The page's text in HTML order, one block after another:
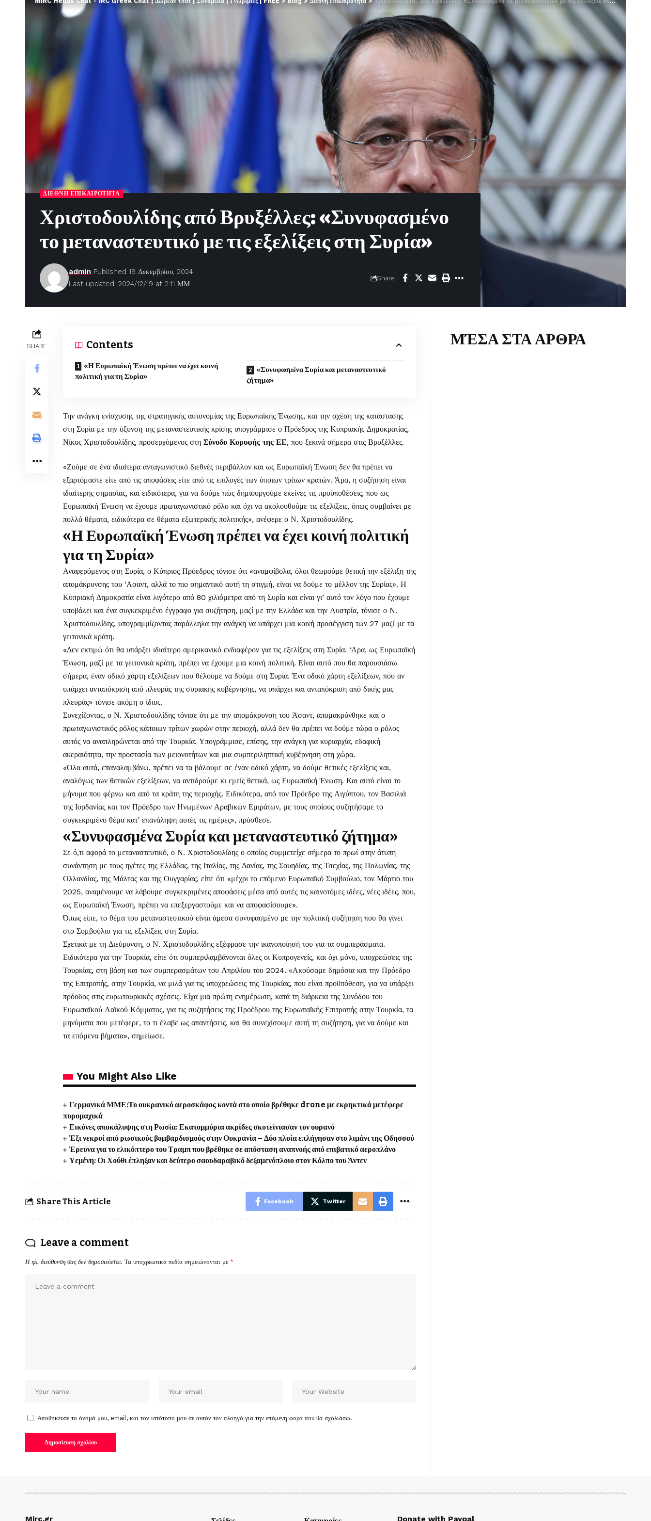
ΔΙΕΘΝΉ ΕΠΙΚΑΙΡΌΤΗΤΑ
Χριστοδουλίδης από Βρυξέλλες: «Συνυφασμένο
το μεταναστευτικό με τις εξελίξεις στη Συρία»
Last updated: 2024/12/19 at 2:11 ΜΜ
admin Published 19 Δεκεμβρίου, 2024
Share
SHARE Contents
«Η Ευρωπαϊκή Ένωση πρέπει να έχει κοινή
πολιτική για τη Συρία»
«Συνυφασμένα Συρία και μεταναστευτικό
ζήτημα»
Την ανάγκη ενίσχυσης της στρατηγικής αυτονομίας της Ευρωπαϊκής Ένωσης, και την σχέση της κατάστασης
στη Συρία με την όξυνση της μεταναστευτικής κρίσης υπογράμμισε ο Πρόεδρος της Κυπριακής Δημοκρατίας,
Νίκος Χριστοδουλίδης, προσερχόμενος στη Σύνοδο Κορυφής της ΕΕ, που ξεκινά σήμερα στις Βρυξέλλες.
«Ζούμε σε ένα ιδιαίτερα ανταγωνιστικό διεθνές περιβάλλον και ως Ευρωπαϊκή Ένωση δεν θα πρέπει να
εξαρτόμαστε είτε από τις αποφάσεις είτε από τις επιλογές των όποιων τρίτων κρατών. Άρα, η συζήτηση είναι
ιδιαίτερης σημασίας, και ειδικότερα, για να δούμε πώς δημιουργούμε εκείνες τις προϋποθέσεις, που ως
Ευρωπαϊκή Ένωση να έχουμε πρωταγωνιστικό ρόλο και όχι να ακολουθούμε τις εξελίξεις, όπως συμβαίνει με
πολλά θέματα, ειδικότερα σε θέματα εξωτερικής πολιτικής», ανέφερε ο Ν. Χριστοδουλίδης.
«Η Ευρωπαϊκή Ένωση πρέπει να έχει κοινή πολιτική
για τη Συρία»
Αναφερόμενος στη Συρία, ο Κύπριος Πρόεδρος τόνισε ότι «αναμφίβολα, όλοι θεωρούμε θετική την εξέλιξη της
απομάκρυνσης του ‘Ασαντ, αλλά το πιο σημαντικό αυτή τη στιγμή, είναι να δούμε το μέλλον της Συρίας». Η
Κυπριακή Δημοκρατία είναι λιγότερο από 80 χιλιόμετρα από τη Συρία και είναι γι’ αυτό τον λόγο που έχουμε
υποβάλει και ένα συγκεκριμένο έγγραφο για συζήτηση, μαζί με την Ελλάδα και την Αυστρία, τόνισε ο Ν.
Χριστοδουλίδης, υπογραμμίζοντας παράλληλα την ανάγκη να υπάρχει μια κοινή προσέγγιση των 27 μαζί με τα
γειτονικά κράτη.
«Δεν εκτιμώ ότι θα υπάρξει ιδιαίτερο αμερικανικό ενδιαφέρον για τις εξελίξεις στη Συρία. ‘Αρα, ως Ευρωπαϊκή
Ένωση, μαζί με τα γειτονικά κράτη, πρέπει να έχουμε μια κοινή πολιτική. Είναι αυτό που θα παρουσιάσω
σήμερα, έναν οδικό χάρτη εξελίξεων που θέλουμε να δούμε στη Συρία. Ένα οδικό χάρτη εξελίξεων, που αν
υπάρχει ανταπόκριση από πλευράς της συριακής κυβέρνησης, να υπάρχει και ανταπόκριση από δικής μας
πλευράς» τόνισε ακόμη ο ίδιος.
Συνεχίζοντας, ο Ν. Χριστοδουλίδης τόνισε ότι με την απομάκρυνση του Άσαντ, απομακρύνθηκε και ο
πρωταγωνιστικός ρόλος κάποιων τρίτων χωρών στην περιοχή, αλλά δεν θα πρέπει να δούμε τώρα ο ρόλος
αυτός να αναπληρώνεται από την Τουρκία. Υπογράμμισε, επίσης, την ανάγκη για κυριαρχία, εδαφική
ακεραιότητα, την προστασία των μειονοτήτων και μια συμπεριληπτική κυβέρνηση στη χώρα.
«Όλα αυτά, επαναλαμβάνω, πρέπει να τα βάλουμε σε έναν οδικό χάρτη, να δούμε θετικές εξελίξεις και,
αναλόγως των θετικών εξελίξεων, να αντιδρούμε κι εμείς θετικά, ως Ευρωπαϊκή Ένωση. Και αυτό είναι το
μήνυμα που φέρνω και από τα κράτη της περιοχής. Ειδικότερα, από τον Πρόεδρο της Αιγύπτου, τον Βασιλιά
της Ιορδανίας και τον Πρόεδρο των Ηνωμένων Αραβικών Εμιράτων, με τους οποίους συζητήσαμε το
συγκεκριμένο θέμα κατ’ επανάληψη αυτές τις ημέρες», πρόσθεσε.
«Συνυφασμένα Συρία και μεταναστευτικό ζήτημα»
Σε ό,τι αφορά το μεταναστευτικό, ο Ν. Χριστοδουλίδης ο οποίος συμμετείχε σήμερα το πρωί στην άτυπη
συνάντηση με τους ηγέτες της Ελλάδας, της Ιταλίας, της Δανίας, της Σουηδίας, της Τσεχίας, της Πολωνίας, της
Ολλανδίας, της Μάλτας και της Ουγγαρίας, είπε ότι «μέχρι το επόμενο Ευρωπαϊκό Συμβούλιο, τον Μάρτιο του
2025, αναμένουμε να λάβουμε συγκεκριμένες αποφάσεις μέσα από αυτές τις καινοτόμες ιδέες, νέες ιδέες, που,
ως Ευρωπαϊκή Ένωση, πρέπει να επεξεργαστούμε και να αποφασίσουμε».
Όπως είπε, το θέμα του μεταναστευτικού είναι άμεσα συνυφασμένο με την πολιτική συζήτηση που θα γίνει
στο Συμβούλιο για τις εξελίξεις στη Συρία.
Σχετικά με τη Διεύρυνση, ο Ν. Χριστοδουλίδης εξέφρασε την ικανοποίησή του για τα συμπεράσματα.
Ειδικότερα για την Τουρκία, είπε ότι συμπεριλαμβάνονται όλες οι Κυπρογενείς, και όχι μόνο, υποχρεώσεις της
Τουρκίας, στη βάση και των συμπερασμάτων του Απριλίου του 2024. «Ακούσαμε δημόσια και την Πρόεδρο
της Επιτροπής, στην Τουρκία, να μιλά για τις υποχρεώσεις της Τουρκίας, που είναι προϋπόθεση, για να υπάρξει
πρόοδος στις ευρωτουρκικές σχέσεις. Είχα μια πρώτη ενημέρωση, κατά τη διάρκεια της Συνόδου του
Ευρωπαϊκού Λαϊκού Κόμματος, για τις συζητήσεις της Προέδρου της Ευρωπαϊκής Επιτροπής στην Τουρκία, τα
μηνύματα που μετέφερε, το τι έλαβε ως απαντήσεις, και θα συνεχίσουμε αυτή τη συζήτηση, για να δούμε και
τα επόμενα βήματα», σημείωσε.
You Might Also Like
Γερμανικά ΜΜΕ:Το ουκρανικό αεροσκάφος κοντά στο οποίο βρέθηκε drone με εκρηκτικά μετέφερε
πυρομαχικά
Εικόνες αποκάλυψης στη Ρωσία: Εκατομμύρια ακρίδες σκοτείνιασαν τον ουρανό
Έξι νεκροί από ρωσικούς βομβαρδισμούς στην Ουκρανία – Δύο πλοία επλήγησαν στο λιμάνι της Οδησσού
Έρευνα για το ελικόπτερο του Τραμπ που βρέθηκε σε απόσταση αναπνοής από επιβατικό αεροπλάνο
Υεμένη: Οι Χούθι έπληξαν και δεύτερο σαουδαραβικό δεξαμενόπλοιο στον Κόλπο του Άντεν
Share This Article Facebook Twitter
Leave a comment
Η ηλ. διεύθυνση σας δεν δημοσιεύεται. Τα υποχρεωτικά πεδία σημειώνονται με *
Αποθήκευσε το όνομά μου, email, και τον ιστότοπο μου σε αυτόν τον πλοηγό για την επόμενη φορά που θα σχολιάσω.
ΜΈΣΑ ΣΤΑ ΑΡΘΡΑ
Mirc.gr Donate with Paypal